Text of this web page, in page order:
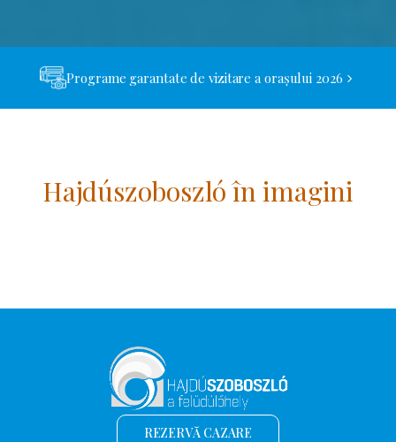
Programe garantate de vizitare a orașului 2026
Hajdúszoboszló în imagini
REZERVĂ CAZARE